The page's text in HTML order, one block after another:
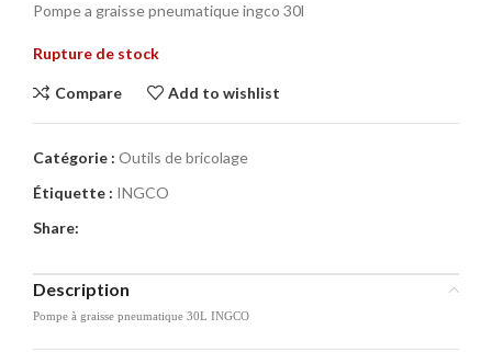
Pompe a graisse pneumatique ingco 30l
Rupture de stock
Compare Add to wishlist
Catégorie : Outils de bricolage
Étiquette : INGCO
Share:
Description
Pompe à graisse pneumatique 30L INGCO